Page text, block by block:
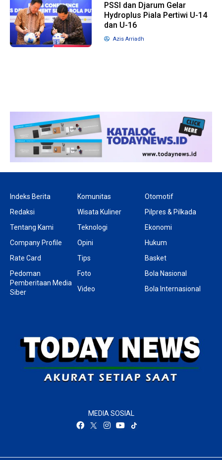
PSSI dan Djarum Gelar
Hydroplus Piala Pertiwi U-14
dan U-16
Azis Arriadh
1 tahun lalu
Indeks Berita
Redaksi
Tentang Kami
Company Profile
Rate Card
Pedoman
Pemberitaan Media
Siber
Komunitas
Wisata Kuliner
Teknologi
Opini
Tips
Foto
Video
Otomotif
Pilpres & Pilkada
Ekonomi
Hukum
Basket
Bola Nasional
Bola Internasional
MEDIA SOSIAL